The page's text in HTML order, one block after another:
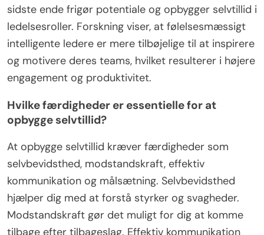
sidste ende frigør potentiale og opbygger selvtillid i
ledelsesroller. Forskning viser, at følelsesmæssigt
intelligente ledere er mere tilbøjelige til at inspirere
og motivere deres teams, hvilket resulterer i højere
engagement og produktivitet.
Hvilke færdigheder er essentielle for at
opbygge selvtillid?
At opbygge selvtillid kræver færdigheder som
selvbevidsthed, modstandskraft, effektiv
kommunikation og målsætning. Selvbevidsthed
hjælper dig med at forstå styrker og svagheder.
Modstandskraft gør det muligt for dig at komme
tilbage efter tilbageslag. Effektiv kommunikation